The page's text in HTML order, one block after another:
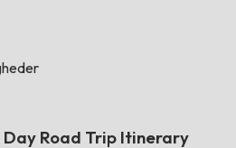
Day Road Trip Itinerary